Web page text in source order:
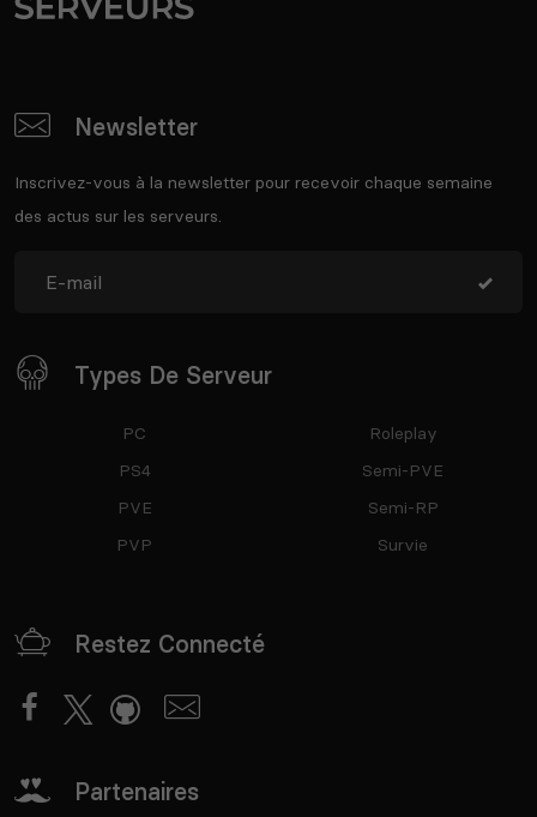
Newsletter
Inscrivez-vous à la newsletter pour recevoir chaque semaine
des actus sur les serveurs.
Types De Serveur
PC
PS4
PVE
PVP
Roleplay
Semi-PVE
Semi-RP
Survie
Restez Connecté
Partenaires